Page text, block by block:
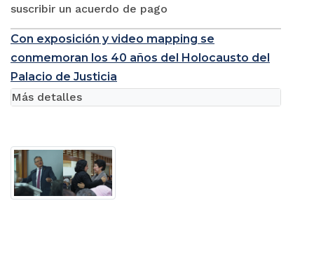
suscribir un acuerdo de pago
Con exposición y video mapping se
conmemoran los 40 años del Holocausto del
Palacio de Justicia
Más detalles